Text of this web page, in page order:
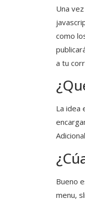
Una
como
a tu
La idea
Bueno
menu,